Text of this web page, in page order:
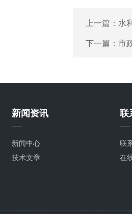
上一篇： 水
下一篇： 市
新闻资讯
新闻中心
技术文章
联
联
在